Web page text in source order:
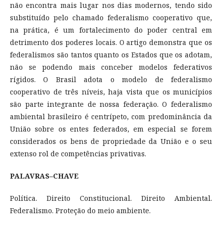
não encontra mais lugar nos dias modernos, tendo sido
substituído pelo chamado federalismo cooperativo que,
na prática, é um fortalecimento do poder central em
detrimento dos poderes locais. O artigo demonstra que os
federalismos são tantos quanto os Estados que os adotam,
não se podendo mais conceber modelos federativos
rígidos. O Brasil adota o modelo de federalismo
cooperativo de três níveis, haja vista que os municípios
são parte integrante de nossa federação. O federalismo
ambiental brasileiro é centrípeto, com predominância da
União sobre os entes federados, em especial se forem
considerados os bens de propriedade da União e o seu
extenso rol de competências privativas.
PALAVRAS–CHAVE
Política. Direito Constitucional. Direito Ambiental.
Federalismo. Proteção do meio ambiente.